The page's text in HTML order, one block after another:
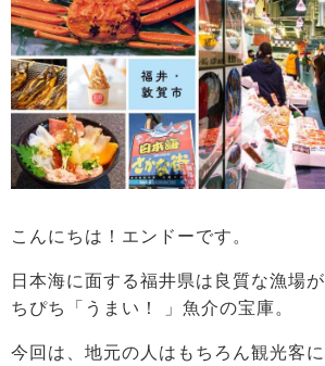
こんにちは！エンドーです。
日本海に面する福井県は良質な漁場
ちぴち「うまい！ 」魚介の宝庫。
今回は、地元の人はもちろん観光客